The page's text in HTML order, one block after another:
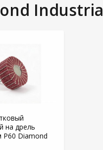
Industria
на дрель
P60 Diamond